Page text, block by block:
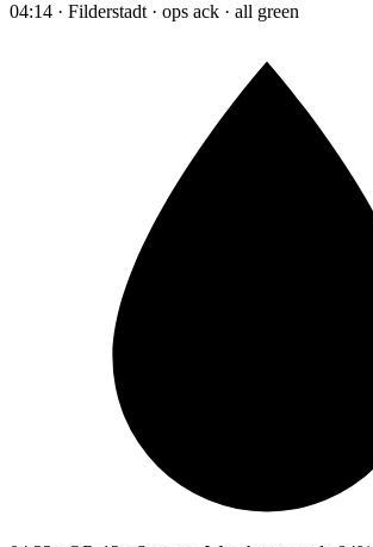
04:14 · Filderstadt · ops ack · all green